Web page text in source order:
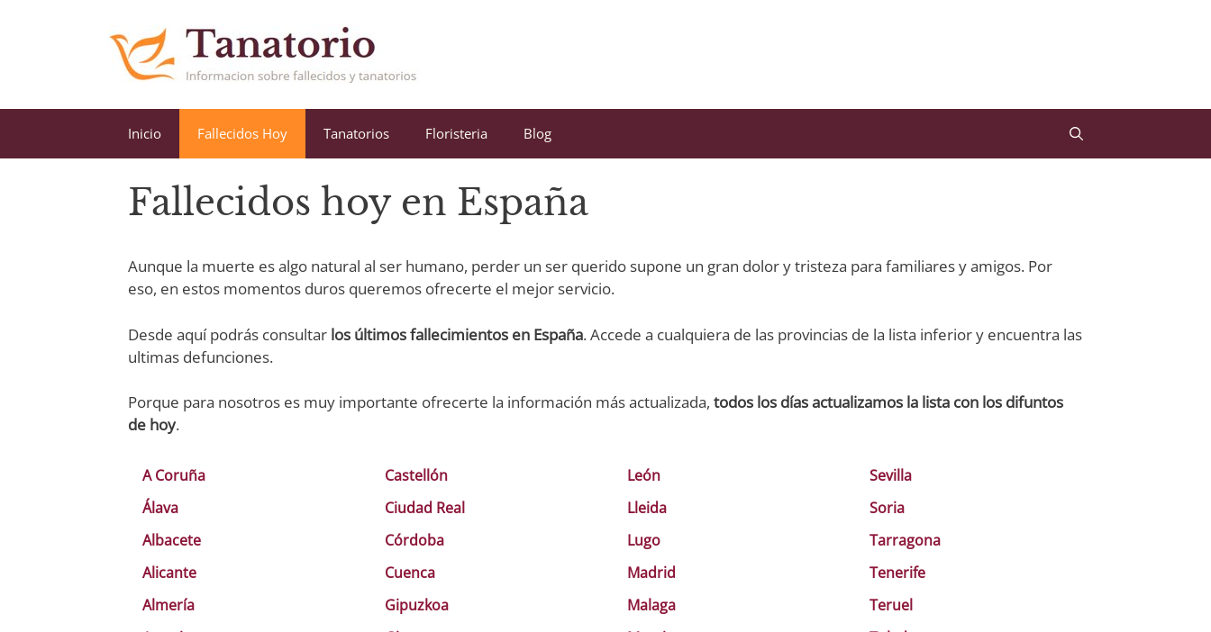
Inicio Fallecidos Hoy Tanatorios Floristeria Blog
Fallecidos hoy en España
Aunque la muerte es algo natural al ser humano, perder un ser querido supone un gran dolor y tristeza para familiares y amigos. Por
eso, en estos momentos duros queremos ofrecerte el mejor servicio.
Desde aquí podrás consultar los últimos fallecimientos en España. Accede a cualquiera de las provincias de la lista inferior y encuentra las
ultimas defunciones.
Porque para nosotros es muy importante ofrecerte la información más actualizada, todos los días actualizamos la lista con los difuntos
de hoy.
A Coruña
Álava
Albacete
Alicante
Almería
Castellón
Ciudad Real
Córdoba
Cuenca
Gipuzkoa
León
Lleida
Lugo
Madrid
Malaga
Sevilla
Soria
Tarragona
Tenerife
Teruel